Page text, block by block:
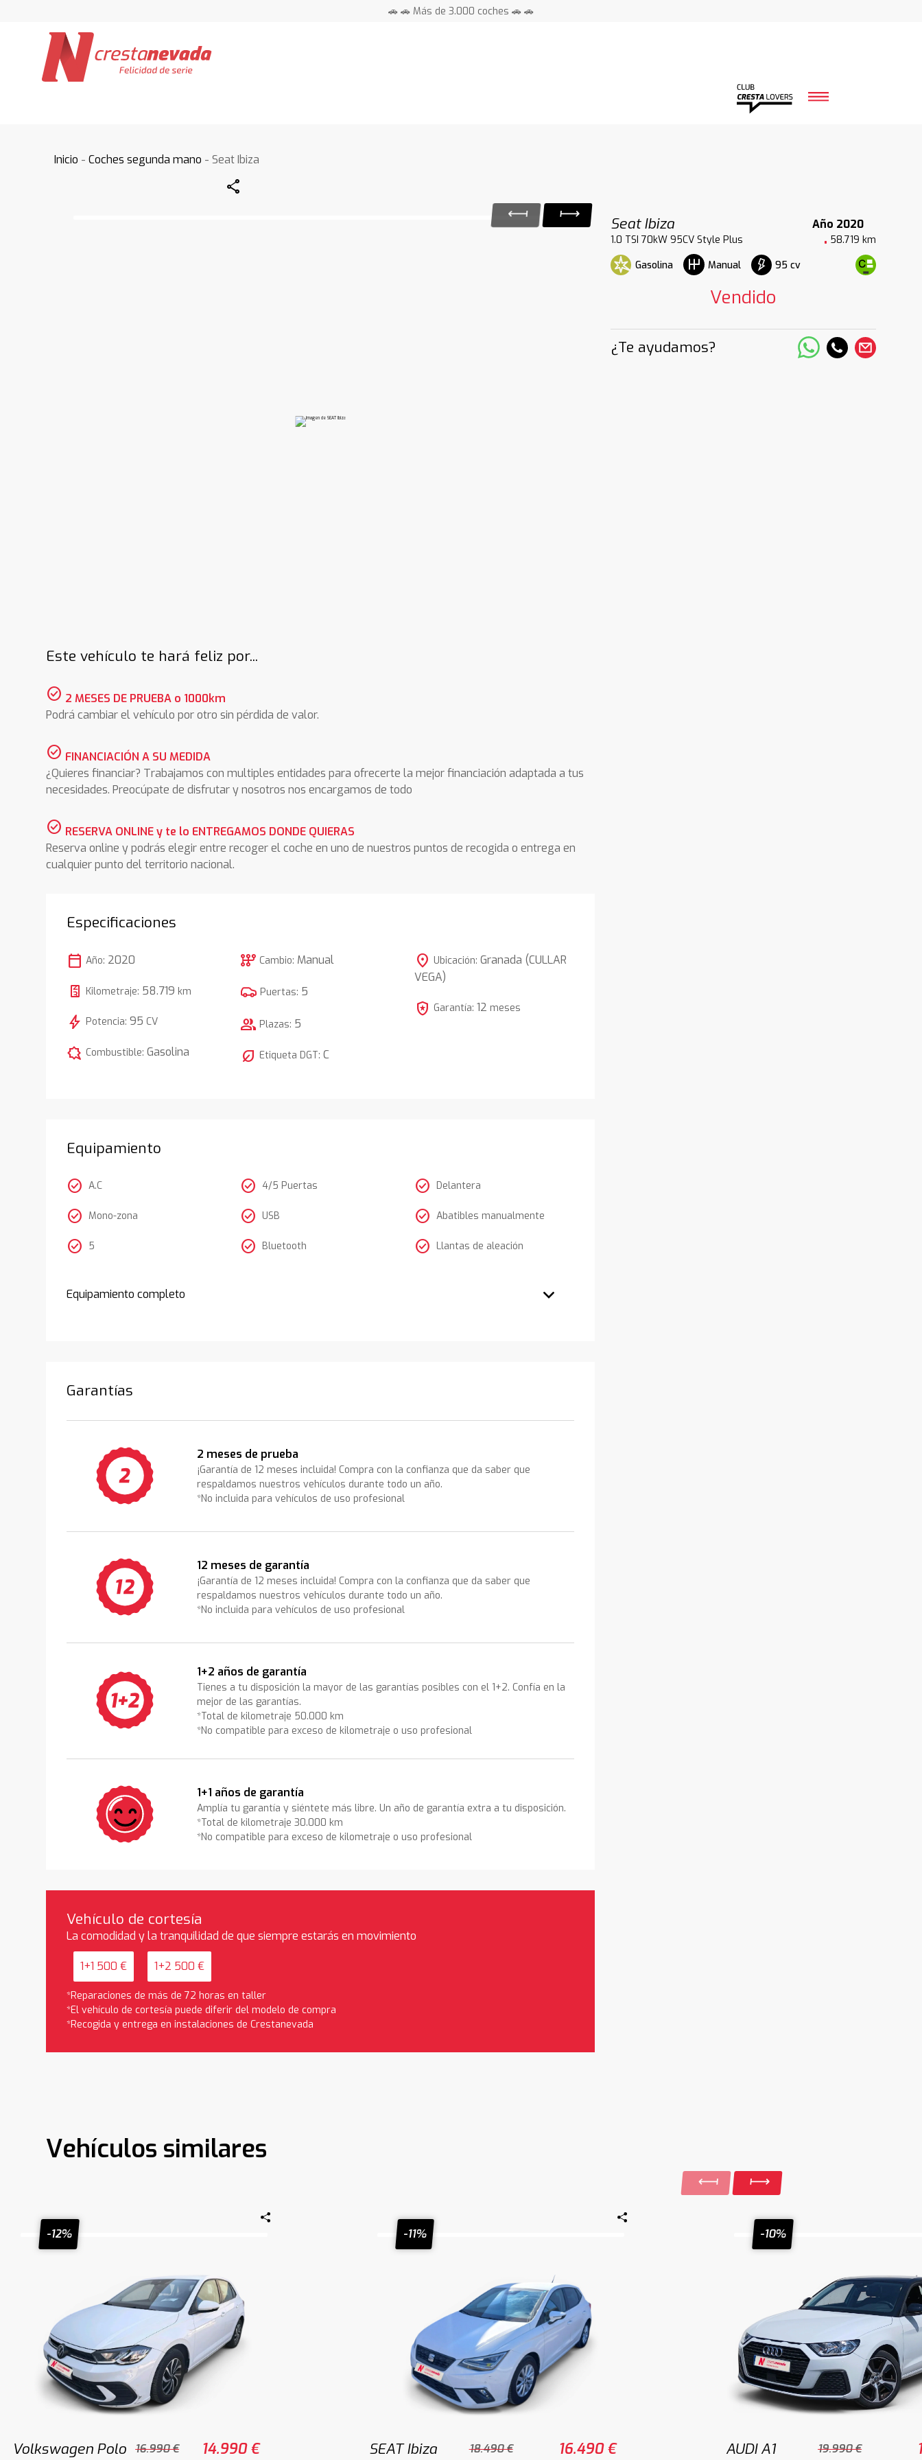
🚗 🚗 Más de 3.000 coches 🚗 🚗
Inicio -Coches segunda mano - Seat Ibiza
Share
Seat Ibiza
Año 2020
1.0 TSI 70kW 95CV Style Plus
58.719 km
Gasolina
Manual 95 cv
Vendido
¿Te ayudamos?
Este vehículo te hará feliz por...
check_circle 2 MESES DE PRUEBA o 1000km
Podrá cambiar el vehículo por otro sin pérdida de valor.
check_circle FINANCIACIÓN A SU MEDIDA
¿Quieres financiar? Trabajamos con multiples entidades para ofrecerte la mejor financiación adaptada a tus
necesidades. Preocúpate de disfrutar y nosotros nos encargamos de todo
check_circle RESERVA ONLINE y te lo ENTREGAMOS DONDE QUIERAS
Reserva online y podrás elegir entre recoger el coche en uno de nuestros puntos de recogida o entrega en
cualquier punto del territorio nacional.
Especificaciones
calendar_today Año: 2020
Kilometraje: 58.719 km
bolt Potencia:95 CV
comic_bubble Combustible:Gasolina
auto_transmission Cambio: Manual
Puertas: 5
group Plazas: 5
nest_eco_leaf Etiqueta DGT:C
location_on Ubicación: Granada (CULLAR
VEGA)
local_police Garantía: 12 meses
Equipamiento
check_circle A.C
check_circle Mono-zona
check_circle 5
check_circle 4/5 Puertas
check_circle USB
check_circle Bluetooth
check_circle Delantera
check_circle Abatibles manualmente
check_circle Llantas de aleación
Equipamiento completo
Garantías
2 meses de prueba
¡Garantía de 12 meses incluida! Compra con la confianza que da saber que
respaldamos nuestros vehículos durante todo un año.
*No incluida para vehículos de uso profesional
12 meses de garantía
¡Garantía de 12 meses incluida! Compra con la confianza que da saber que
respaldamos nuestros vehículos durante todo un año.
*No incluida para vehículos de uso profesional
1+2 años de garantía
Tienes a tu disposición la mayor de las garantías posibles con el 1+2. Confía en la
mejor de las garantías.
*Total de kilometraje 50.000 km
*No compatible para exceso de kilometraje o uso profesional
1+1 años de garantía
Amplía tu garantía y siéntete más libre. Un año de garantía extra a tu disposición.
*Total de kilometraje 30.000 km
*No compatible para exceso de kilometraje o uso profesional
Vehículo de cortesía
La comodidad y la tranquilidad de que siempre estarás en movimiento
1+1 500 € 1+2 500 €
*Reparaciones de más de 72 horas en taller
*El vehículo de cortesía puede diferir del modelo de compra
*Recogida y entrega en instalaciones de Crestanevada
Vehículos similares
-12%
Volkswagen Polo 16.990 € 14.990 €
-11%
SEAT Ibiza 18.490 € 16.490 €
-10%
AUDI A1 19.990 €